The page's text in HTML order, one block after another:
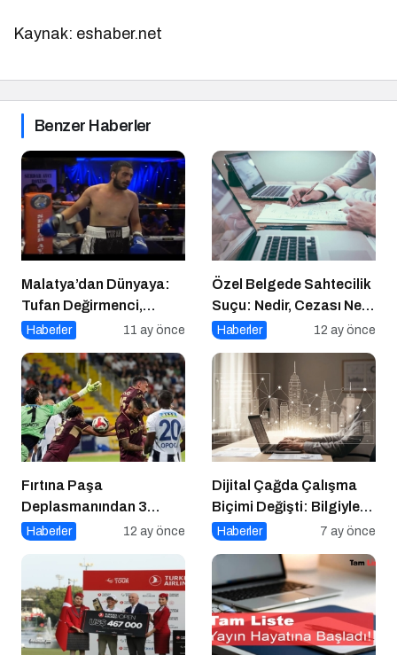
Kaynak: eshaber.net
Benzer Haberler
Malatya’dan Dünyaya:
Tufan Değirmenci,
Fethiye’de Ringe Çıkıyor
Haberler 11 ay önce
Özel Belgede Sahtecilik
Suçu: Nedir, Cezası Ne
Kadar, Kimler Sorumlu?
Haberler 12 ay önce
Fırtına Paşa
Deplasmanından 3
Puanla Ayrıldı
Haberler 12 ay önce
Dijital Çağda Çalışma
Biçimi Değişti: Bilgiyle
Para Kazananların Yeni
Haberler 7 ay önce